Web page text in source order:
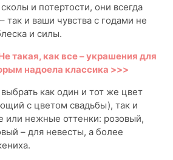
и потертости, они всегда
так и ваши чувства с годами не
и силы.
такая, как все – украшения для
надоела классика >>>
как один и тот же цвет
с цветом свадьбы), так и
или нежные оттенки: розовый,
– для невесты, а более